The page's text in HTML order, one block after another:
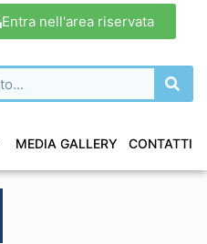
Entra nell'area riservata
MEDIA GALLERY CONTATTI